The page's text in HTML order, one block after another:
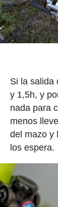
Si la salida
y 1,5h, y
nada para
menos
del mazo y
los espera.